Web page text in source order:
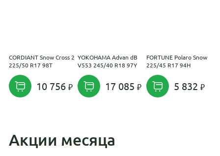
CORDIANT Snow Cross 2
225/50 R17 98T
10 756
YOKOHAMA Advan dB
V553 245/40 R18 97Y
17 085
FORTUNE Polaro Snow
225/45 R17 94H
5 832
Акции месяца